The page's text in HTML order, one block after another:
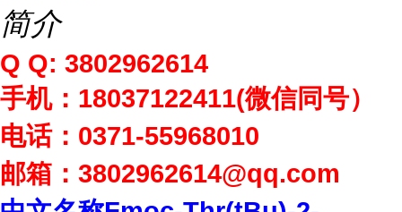
简介
Q Q: 3802962614
手机： 18037122411(微信同号）
电话： 0371-55968010
邮箱： 3802962614@qq.com